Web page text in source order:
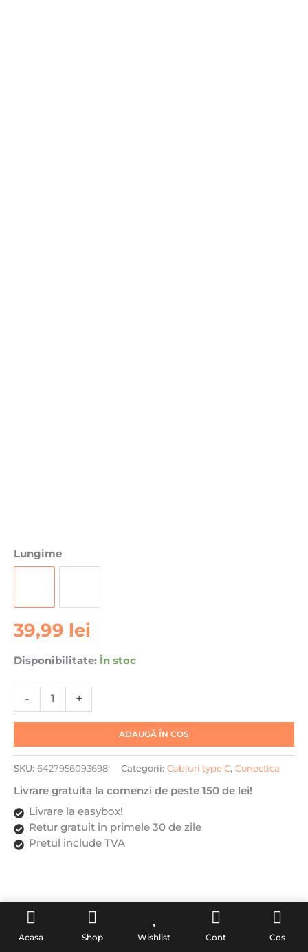
Lungime
39,99 lei
Disponibilitate: În stoc
-
Cantitate
Cablu
USB-
240W,
Incarcare
Rapida,
Material
Textil,
Fast
charge,
5A,
USB
la
1
Portocaliu
+
ADAUGĂ ÎN COȘ
SKU: 6427956093698 Categorii: Cabluri type C, Conectica
Livrare gratuita la comenzi de peste 150 de lei!
Livrare la easybox!
Retur gratuit in primele 30 de zile
Pretul include TVA
Descriere
Acasa Shop Wishlist Cont Cos